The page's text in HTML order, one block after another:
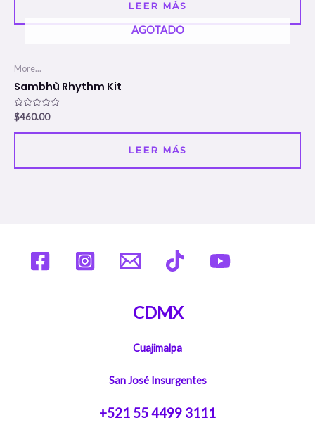
LEER MÁS
AGOTADO
More...
Sambhù Rhythm Kit
Valorado
en
0
$460.00
LEER MÁS
CDMX
Cuajimalpa
San José Insurgentes
+521 55 4499 3111